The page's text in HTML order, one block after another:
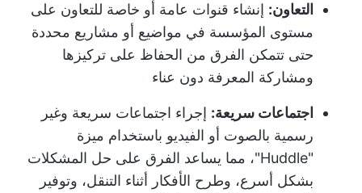
التعاون: إنشاء قنوات عامة أو خاصة للتعاون على
مستوى المؤسسة في مواضيع أو مشاريع محددة
حتى تتمكن الفرق من الحفاظ على تركيزها
ومشاركة المعرفة دون عناء
اجتماعات سريعة: إجراء اجتماعات سريعة وغير
رسمية بالصوت أو الفيديو باستخدام ميزة
"Huddle"، مما يساعد الفرق على حل المشكلات
بشكل أسرع، وطرح الأفكار أثناء التنقل، وتوفير